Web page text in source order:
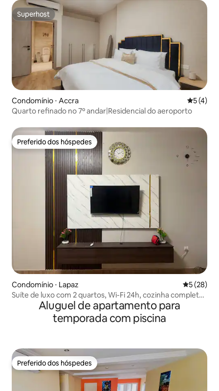
Superhost
Superhost
Condomínio ⋅ Accra 5 de
5 (4)
Quarto refinado no 7º andar|Residencial do aeroporto
Preferido dos hóspedes
Preferido dos hóspedes
Condomínio ⋅ Lapaz 5 de uma
5 (28)
Suíte de luxo com 2 quartos, Wi-Fi 24h, cozinha completa,
água quenteAluguel de apartamento para
temporada com piscina
Preferido dos hóspedes
Preferido dos hóspedes